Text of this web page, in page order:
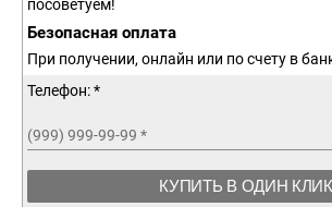
посоветуем!
Безопасная оплата
При получении, онлайн или по счету в
Телефон: *
(999) 999-99-99 *
КУПИТЬ В ОДИН КЛИК